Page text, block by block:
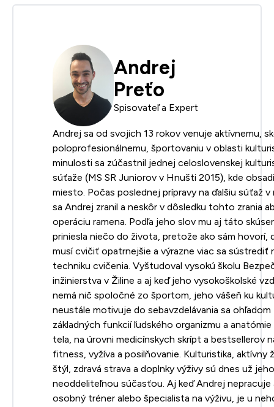
Andrej
Preťo
Spisovateľ a Expert
Andrej sa od svojich 13 rokov venuje aktívnemu,
poloprofesionálnemu, športovaniu v oblasti
minulosti sa zúčastnil jednej celoslovenskej
súťaže (MS SR Juniorov v Hnušti 2015), kde
miesto. Počas poslednej prípravy na ďalšiu súťaž v
sa Andrej zranil a neskôr v dôsledku tohto zrania
operáciu ramena. Podľa jeho slov mu aj táto
priniesla niečo do života, pretože ako sám hovorí,
musí cvičiť opatrnejšie a výrazne viac sa sústrediť
techniku cvičenia. Vyštudoval vysokú školu
inžinierstva v Žiline a aj keď jeho vysokoškolské
nemá nič spoločné zo športom, jeho vášeň ku
neustále motivuje do sebavzdelávania sa ohľadom
základných funkcií ľudského organizmu a
tela, na úrovni medicínskych skrípt a bestsellerov
fitness, vyžíva a posilňovanie. Kulturistika, aktívny
štýl, zdravá strava a doplnky výživy sú dnes už jeho
neoddeliteľnou súčasťou. Aj keď Andrej nepracuje
osobný tréner alebo špecialista na výživu, je u